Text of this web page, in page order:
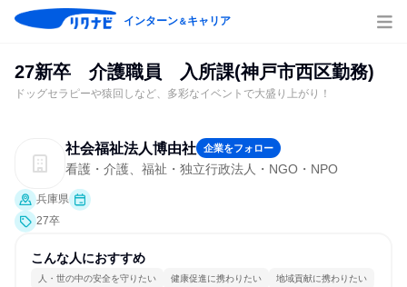
インターン＆キャリア
27新卒 介護職員 入所課(神戸市西区勤務)
ドッグセラピーや猿回しなど、多彩なイベントで大盛り上がり！
社会福祉法人博由社 企業をフォロー
看護・介護、福祉・独立行政法人・NGO・NPO
兵庫県
27卒
こんな人におすすめ
人・世の中の安全を守りたい 健康促進に携わりたい 地域貢献に携わりたい